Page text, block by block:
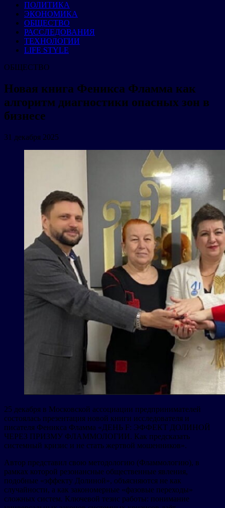
ПОЛИТИКА
ЭКОНОМИКА
ОБЩЕСТВО
РАССЛЕДОВАНИЯ
ТЕХНОЛОГИИ
LIFE STYLE
ОБЩЕСТВО
Новая книга Феникса Фламма как
алгоритм диагностики опасных зон в
бизнесе
31 декабря 2025
25 декабря в Московской ассоциации предпринимателей
состоялась презентация новой книги исследователя и
писателя Феникса Фламма «ДЕНЬ F: ЭФФЕКТ ДОЛИНОЙ
ЧЕРЕЗ ПРИЗМУ ФЛАММОЛОГИИ. Как предсказать
системный кризис и не стать жертвой мошенников».
Автор представил свою методологию (Фламмологию), в
рамках которой резонансные общественные явления,
подобные «эффекту Долиной», объясняются не как
случайности, а как закономерные «фазовые переходы»
сложных систем. Ключевой тезис работы: понимание